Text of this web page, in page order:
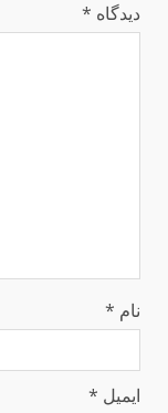
دیدگاه *
نام *
ایمیل *